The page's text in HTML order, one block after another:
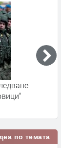
по темата